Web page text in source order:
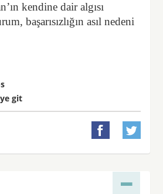
kendine dair algısı
başarısızlığın asıl nedeni
git
 